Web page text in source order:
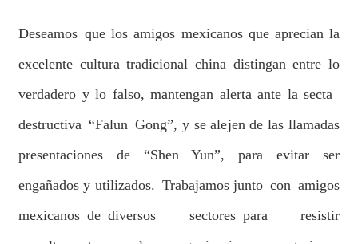
Deseamos que los amigos mexicanos que aprecian la
excelente cultura tradicional china distingan entre lo
verdadero y lo falso, mantengan alerta ante la secta
destructiva “Falun Gong”, y se alejen de las llamadas
presentaciones de “Shen Yun”, para evitar ser
engañados y utilizados. Trabajamos junto con amigos
mexicanos de diversos sectores para resistir